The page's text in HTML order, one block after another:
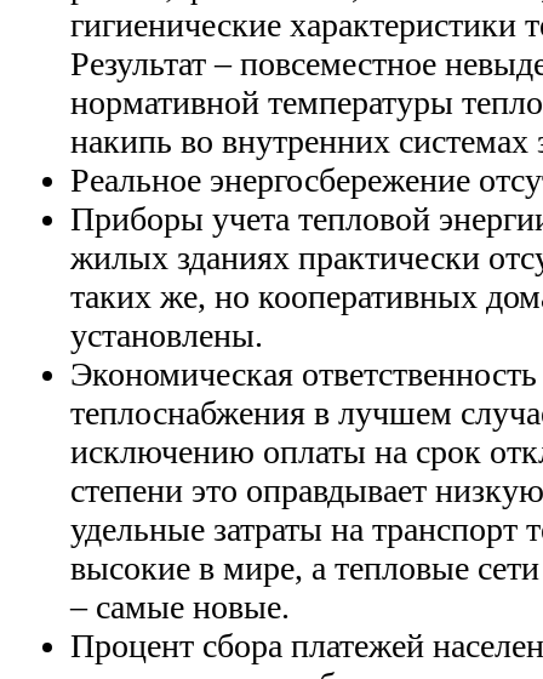
гигиенические характеристики
Результат – повсеместное
нормативной температуры
накипь во внутренних системах
Реальное энергосбережение
Приборы учета тепловой
жилых зданиях практически
таких же, но кооперативных
установлены.
Экономическая
теплоснабжения в лучшем
исключению оплаты на срок
степени это оправдывает
удельные затраты на транспорт
высокие в мире, а тепловые
– самые новые.
Процент сбора платежей